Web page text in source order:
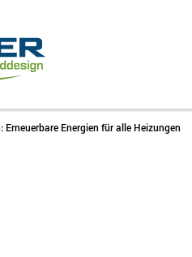
Erneuerbare Energien für alle Heizungen